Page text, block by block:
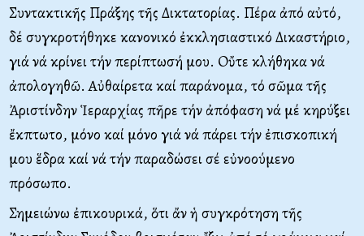
Συντακτικῆς Πράξης τῆς Δικτατορίας. Πέρα ἀπό αὐτό,
δέ συγκροτήθηκε κανονικό ἐκκλησιαστικό Δικαστήριο,
γιά νά κρίνει τήν περίπτωσή μου. Oὔτε κλήθηκα νά
ἀπολογηθῶ. Aὐθαίρετα καί παράνομα, τό σῶμα τῆς
Ἀριστίνδην Ἱεραρχίας πῆρε τήν ἀπόφαση νά μέ κηρύξει
ἔκπτωτο, μόνο καί μόνο γιά νά πάρει τήν ἐπισκοπική
μου ἕδρα καί νά τήν παραδώσει σέ εὐνοούμενο
πρόσωπο.
Σημειώνω ἐπικουρικά, ὅτι ἄν ἡ συγκρότηση τῆς